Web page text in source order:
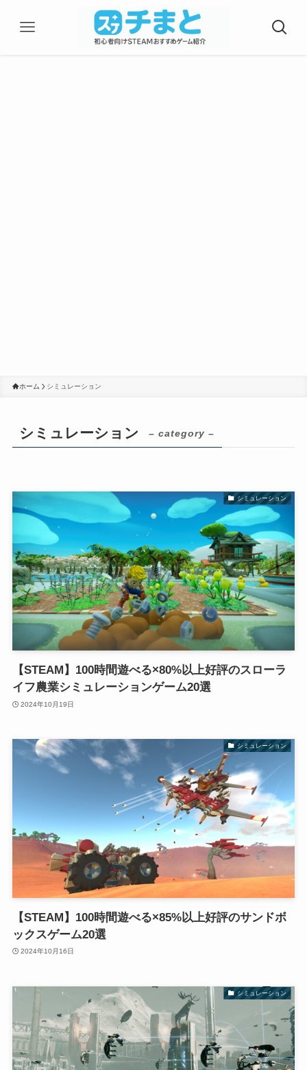
ホーム シミュレーション
シミュレーション – category –
シミュレーション
【STEAM】100時間遊べる×80%以上好評のスローラ
イフ農業シミュレーションゲーム20選
2024年10月19日
シミュレーション
【STEAM】100時間遊べる×85%以上好評のサンドボ
ックスゲーム20選
2024年10月16日
シミュレーション